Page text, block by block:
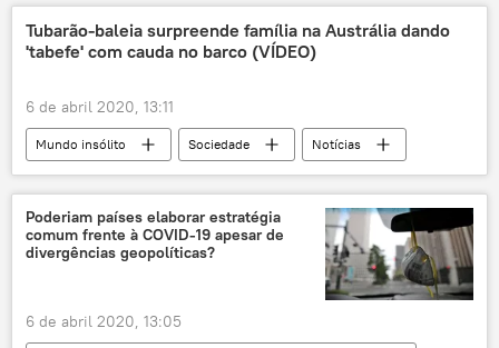
Tubarão-baleia surpreende família na Austrália dando
'tabefe' com cauda no barco (VÍDEO)
6 de abril 2020, 13:11
Mundo insólito Sociedade
Notícias
tubarão
baleia
Austrália
animal
vida marinha
Poderiam países elaborar estratégia
comum frente à COVID-19 apesar de
divergências geopolíticas?
6 de abril 2020, 13:05